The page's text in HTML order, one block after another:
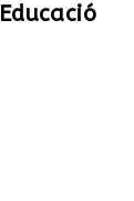
Educació